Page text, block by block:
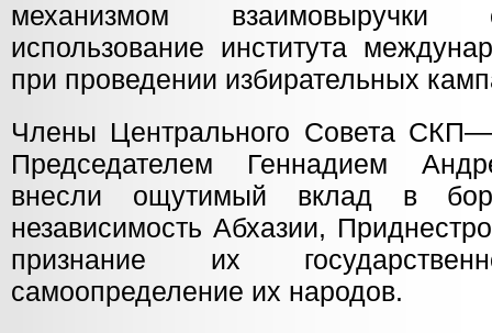
механизмом взаимовыручки
использование института
при проведении избирательных
Члены Центрального Совета
Председателем Геннадием
внесли ощутимый вклад в
независимость Абхазии,
признание их
самоопределение их народов.